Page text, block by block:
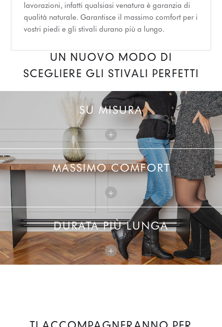
lavorazioni, infatti qualsiasi venatura è garanzia di
qualità naturale. Garantisce il massimo comfort per i
vostri piedi e gli stivali durano più a lungo.
UN NUOVO MODO DI
SCEGLIERE GLI STIVALI PERFETTI
SU MISURA
+
MASSIMO COMFORT
+
DURATA PIÙ LUNGA
+